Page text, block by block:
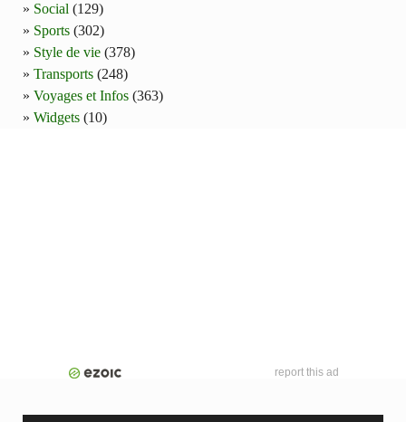
Social (129)
Sports (302)
Style de vie (378)
Transports (248)
Voyages et Infos (363)
Widgets (10)
report this ad